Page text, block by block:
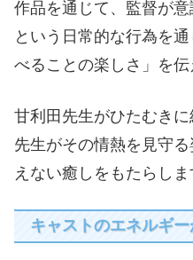
作品を通じて、監督が意
という日常的な行為を
べることの楽しさ」を伝
甘利田先生がひたむき
先生がその情熱を見守
えない癒しをもたらしま
キャストのエネルギ